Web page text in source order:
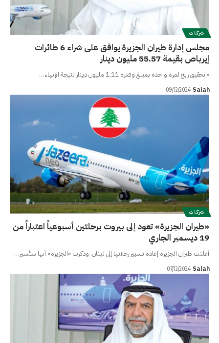
شركات
مجلس إدارة طيران الجزيرة يوافق على شراء 6 طائرات
إيرباص بقيمة 55.57 مليون دينار
• تحقيق ربح لمرة واحدة بمبلغ وقدره 1.11 مليون دينار نتيجة الإنهاء…
Salah
09/12/2024
شركات
«طيران الجزيرة» تعود إلى بيروت برحلتين أسبوعياً اعتباراً من
19 ديسمبر الجاري
أعلنت طيران الجزيرة إعادة تسيير رحلاتها إلى لبنان. وذكرت «الجزيرة» أنها ستُسير…
Salah
07/12/2024